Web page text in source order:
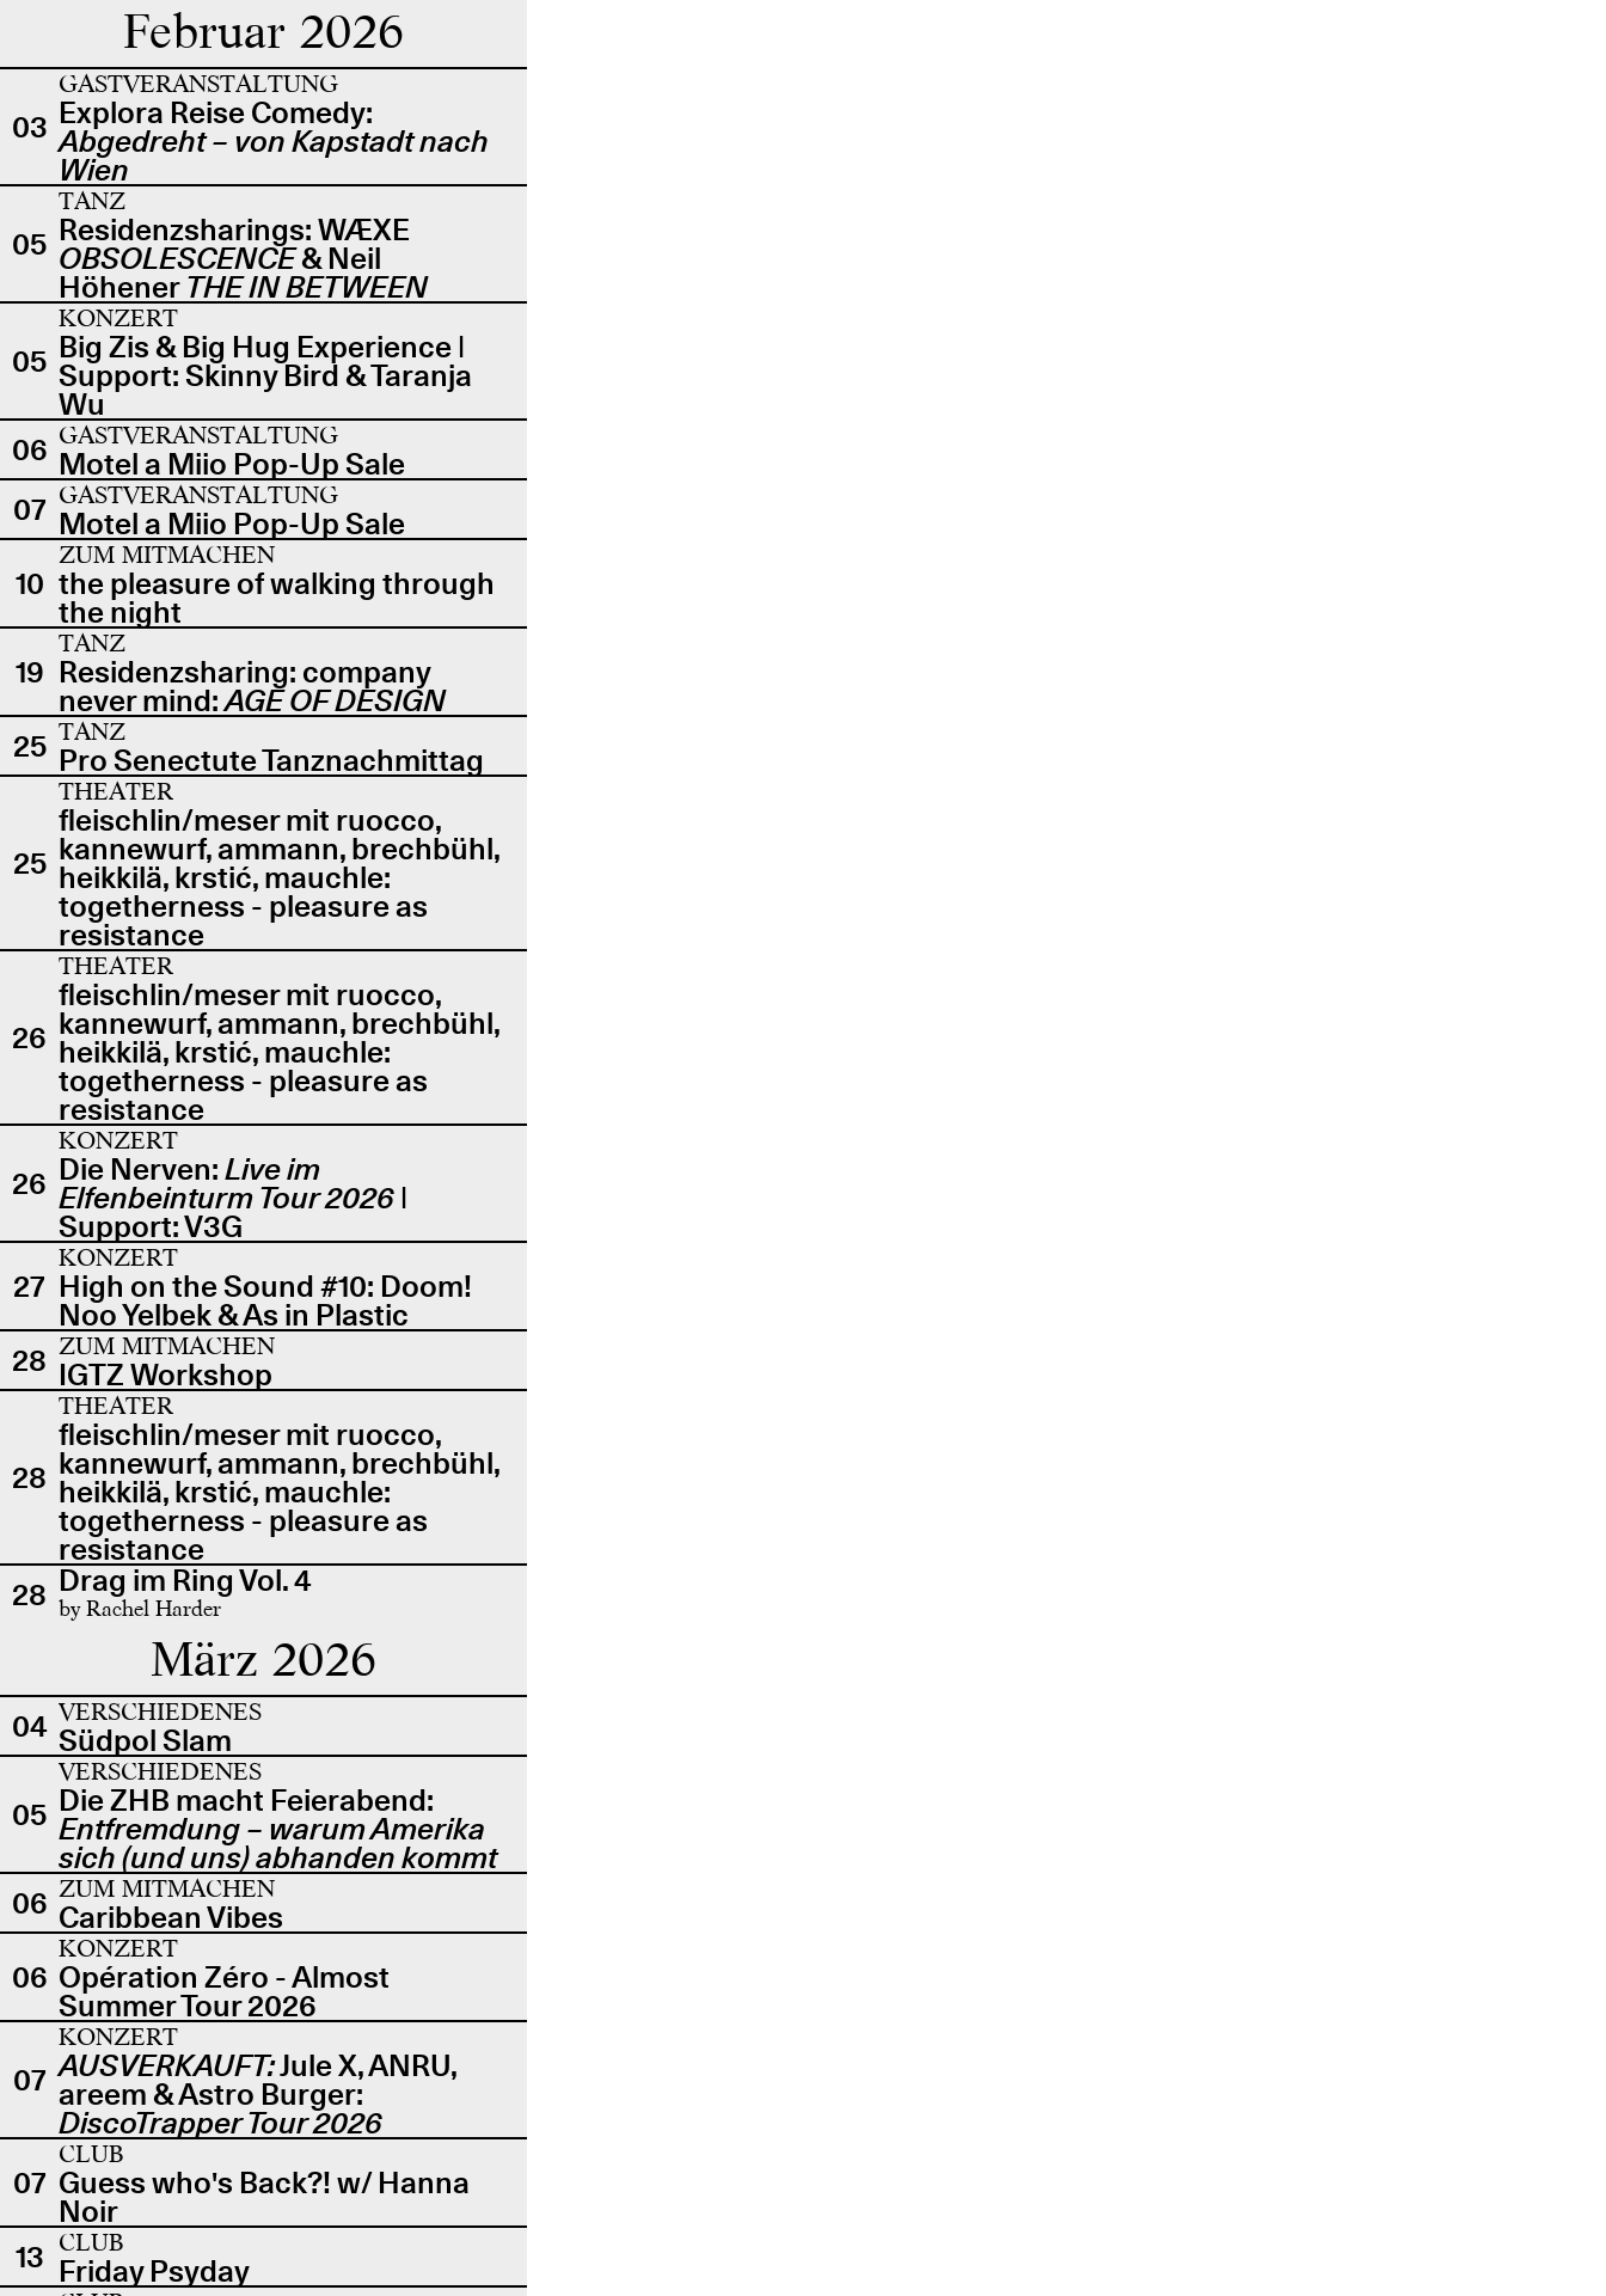
Februar 2026
03
GASTVERANSTALTUNG
Explora Reise Comedy:
Abgedreht – von Kapstadt nach
Wien
05
TANZ
Residenzsharings: WÆXE
OBSOLESCENCE& Neil
Höhener THE IN BETWEEN
05
KONZERT
Big Zis & Big Hug Experience |
Support: Skinny Bird & Taranja
Wu
06 GASTVERANSTALTUNG
Motel a Miio Pop-Up Sale
07 GASTVERANSTALTUNG
Motel a Miio Pop-Up Sale
10
ZUM MITMACHEN
the pleasure of walking through
the night
19
TANZ
Residenzsharing: company
never mind:AGE OF DESIGN
25 TANZ
Pro Senectute Tanznachmittag
25
THEATER
fleischlin/meser mit ruocco,
kannewurf, ammann, brechbühl,
heikkilä, krstić, mauchle:
togetherness - pleasure as
resistance
26
THEATER
fleischlin/meser mit ruocco,
kannewurf, ammann, brechbühl,
heikkilä, krstić, mauchle:
togetherness - pleasure as
resistance
26
KONZERT
Die Nerven:Live im
Elfenbeinturm Tour 2026 |
Support: V3G
27
KONZERT
High on the Sound #10: Doom!
Noo Yelbek & As in Plastic
28 ZUM MITMACHEN
IGTZ Workshop
28
THEATER
fleischlin/meser mit ruocco,
kannewurf, ammann, brechbühl,
heikkilä, krstić, mauchle:
togetherness - pleasure as
resistance
28 Drag im Ring Vol. 4
by Rachel Harder
März 2026
04 VERSCHIEDENES
Südpol Slam
05
VERSCHIEDENES
Die ZHB macht Feierabend:
Entfremdung – warum Amerika
sich (und uns) abhanden kommt
06 ZUM MITMACHEN
Caribbean Vibes
06
KONZERT
Opération Zéro - Almost
Summer Tour 2026
07
KONZERT
AUSVERKAUFT:Jule X, ANRU,
areem & Astro Burger:
DiscoTrapper Tour 2026
07
CLUB
Guess who's Back?! w/ Hanna
Noir
13 CLUB
Friday Psyday